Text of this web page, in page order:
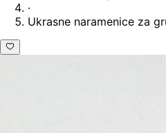
·
Ukrasne naramenice za